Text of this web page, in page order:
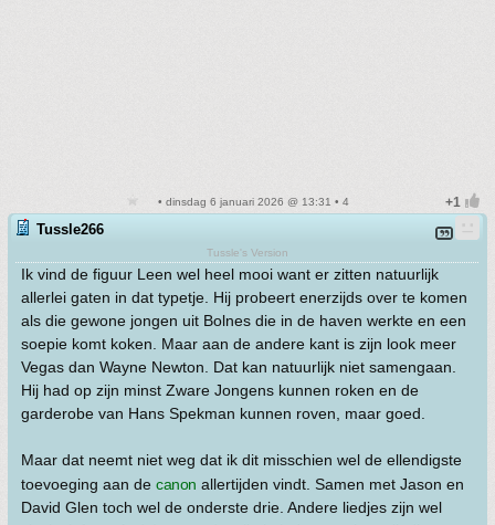
• dinsdag 6 januari 2026 @ 13:31 • 4
Tussle266
Tussle's Version
Ik vind de figuur Leen wel heel mooi want er zitten natuurlijk
allerlei gaten in dat typetje. Hij probeert enerzijds over te komen
als die gewone jongen uit Bolnes die in de haven werkte en een
soepie komt koken. Maar aan de andere kant is zijn look meer
Vegas dan Wayne Newton. Dat kan natuurlijk niet samengaan.
Hij had op zijn minst Zware Jongens kunnen roken en de
garderobe van Hans Spekman kunnen roven, maar goed.
Maar dat neemt niet weg dat ik dit misschien wel de ellendigste
toevoeging aan de canon allertijden vindt. Samen met Jason en
David Glen toch wel de onderste drie. Andere liedjes zijn wel